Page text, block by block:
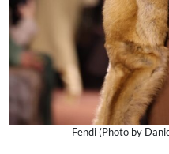
Fendi (Photo by